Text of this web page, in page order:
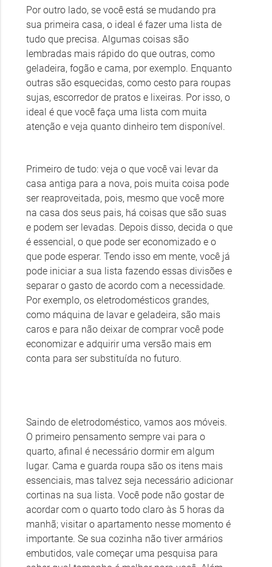
Por outro lado, se você está se mudando pra
sua primeira casa, o ideal é fazer uma lista de
tudo que precisa. Algumas coisas são
lembradas mais rápido do que outras, como
geladeira, fogão e cama, por exemplo. Enquanto
outras são esquecidas, como cesto para roupas
sujas, escorredor de pratos e lixeiras. Por isso, o
ideal é que você faça uma lista com muita
atenção e veja quanto dinheiro tem disponível.
Primeiro de tudo: veja o que você vai levar da
casa antiga para a nova, pois muita coisa pode
ser reaproveitada, pois, mesmo que você more
na casa dos seus pais, há coisas que são suas
e podem ser levadas. Depois disso, decida o que
é essencial, o que pode ser economizado e o
que pode esperar. Tendo isso em mente, você já
pode iniciar a sua lista fazendo essas divisões e
separar o gasto de acordo com a necessidade.
Por exemplo, os eletrodomésticos grandes,
como máquina de lavar e geladeira, são mais
caros e para não deixar de comprar você pode
economizar e adquirir uma versão mais em
conta para ser substituída no futuro.
Saindo de eletrodoméstico, vamos aos móveis.
O primeiro pensamento sempre vai para o
quarto, afinal é necessário dormir em algum
lugar. Cama e guarda roupa são os itens mais
essenciais, mas talvez seja necessário adicionar
cortinas na sua lista. Você pode não gostar de
acordar com o quarto todo claro às 5 horas da
manhã; visitar o apartamento nesse momento é
importante. Se sua cozinha não tiver armários
embutidos, vale começar uma pesquisa para